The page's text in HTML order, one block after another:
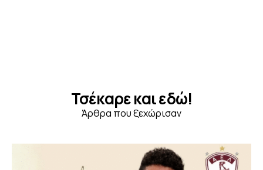
Τσέκαρε και εδώ!
Άρθρα που ξεχώρισαν